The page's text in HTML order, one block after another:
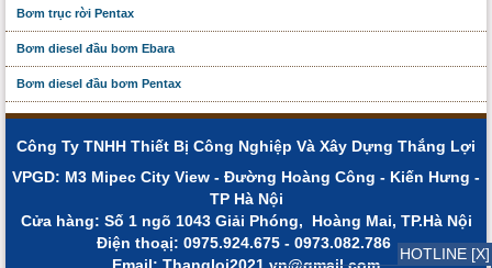
Bơm trục rời Pentax
Bơm diesel đầu bơm Ebara
Bơm diesel đầu bơm Pentax
Công Ty TNHH Thiết Bị Công Nghiệp Và Xây Dựng Thắng Lợi
VPGD: M3 Mipec City View - Đường Hoàng Công - Kiến Hưng -
TP Hà Nội
Cửa hàng: Số 1 ngõ 1043 Giải Phóng, Hoàng Mai, TP.Hà Nội
Điện thoạị: 0975.924.675 - 0973.082.786
HOTLINE [X]